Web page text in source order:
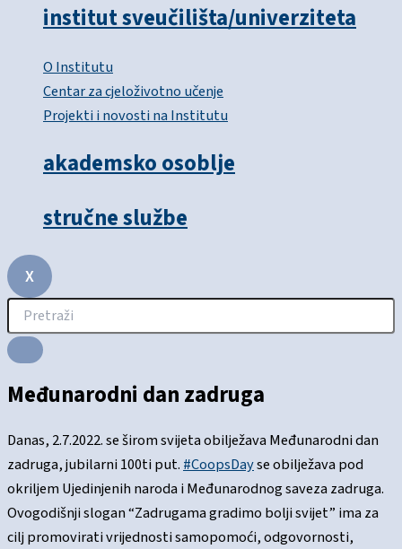
institut sveučilišta/univerziteta
O Institutu
Centar za cjeloživotno učenje
Projekti i novosti na Institutu
akademsko osoblje
stručne službe
X
Međunarodni dan zadruga
Danas, 2.7.2022. se širom svijeta obilježava Međunarodni dan
zadruga, jubilarni 100ti put.#CoopsDayse obilježava pod
okriljem Ujedinjenih naroda i Međunarodnog saveza zadruga.
Ovogodišnji slogan “Zadrugama gradimo bolji svijet” ima za
cilj promovirati vrijednosti samopomoći, odgovornosti,